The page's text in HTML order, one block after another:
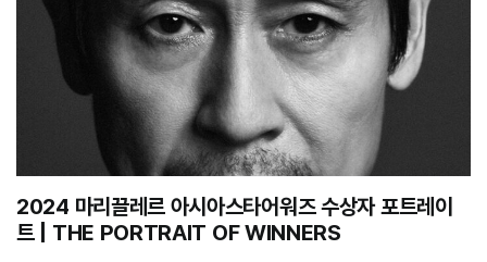
2024 마리끌레르 아시아스타어워즈 수상자 포트레이
트 | THE PORTRAIT OF WINNERS